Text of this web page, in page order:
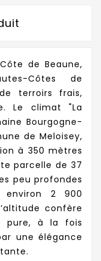
de Beaune,
Côtes de
terroirs frais,
Le climat "La
Bourgogne-
de Meloisey,
à 350 mètres
parcelle de 37
peu profondes
2 900
confère
pure, à la fois
une élégance